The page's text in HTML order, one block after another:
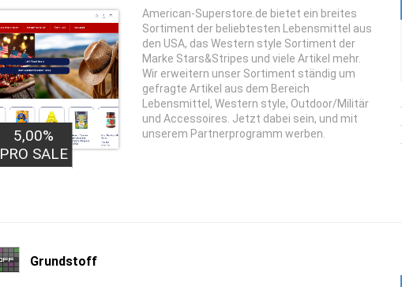
5,00%
PRO SALE
American-Superstore.de bietet ein breites
Sortiment der beliebtesten Lebensmittel aus
den USA, das Western style Sortiment der
Marke Stars&Stripes und viele Artikel mehr.
Wir erweitern unser Sortiment ständig um
gefragte Artikel aus dem Bereich
Lebensmittel, Western style, Outdoor/Militär
und Accessoires. Jetzt dabei sein, und mit
unserem Partnerprogramm werben.
Grundstoff